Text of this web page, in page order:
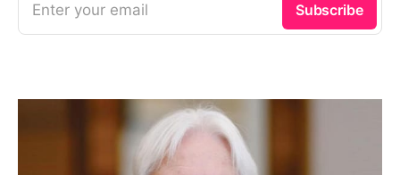
Enter your email Subscribe